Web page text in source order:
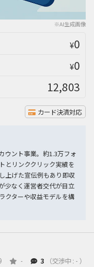
※AI生成画像
¥0
¥0
12,803
カード決済対応
ウント事業。約1.3万フォ
とリンククリック実績を
上げた宣伝例もあり即収
少なく運営者交代が目立
クターや収益モデルを構
- 3 （交渉中 : - ）